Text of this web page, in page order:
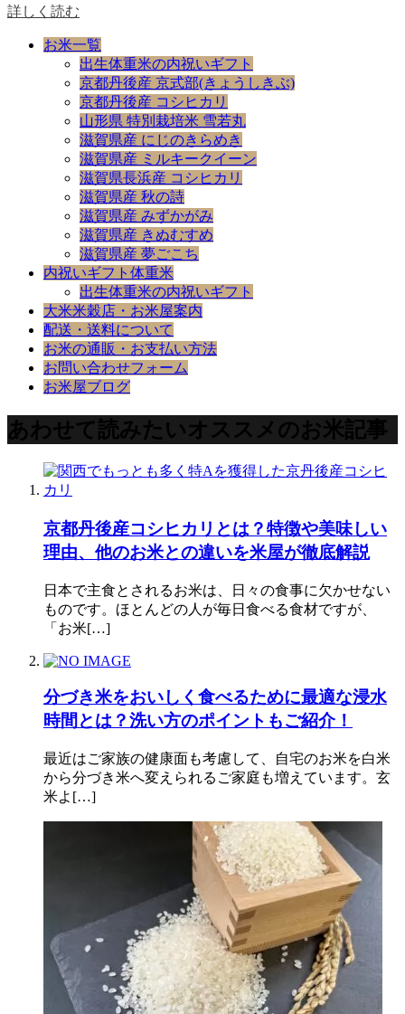
詳しく読む
お米一覧
出生体重米の内祝いギフト
京都丹後産 京式部(きょうしきぶ)
京都丹後産 コシヒカリ
山形県 特別栽培米 雪若丸
滋賀県産 にじのきらめき
滋賀県産 ミルキークイーン
滋賀県長浜産 コシヒカリ
滋賀県産 秋の詩
滋賀県産 みずかがみ
滋賀県産 きぬむすめ
滋賀県産 夢ごこち
内祝いギフト体重米
出生体重米の内祝いギフト
大米米穀店・お米屋案内
配送・送料について
お米の通販・お支払い方法
お問い合わせフォーム
お米屋ブログ
あわせて読みたいオススメのお米記事
京都丹後産コシヒカリとは？特徴や美味しい
理由、他のお米との違いを米屋が徹底解説
日本で主食とされるお米は、日々の食事に欠かせない
ものです。ほとんどの人が毎日食べる食材ですが、
「お米[…]
分づき米をおいしく食べるために最適な浸水
時間とは？洗い方のポイントもご紹介！
最近はご家族の健康面も考慮して、自宅のお米を白米
から分づき米へ変えられるご家庭も増えています。玄
米よ[…]